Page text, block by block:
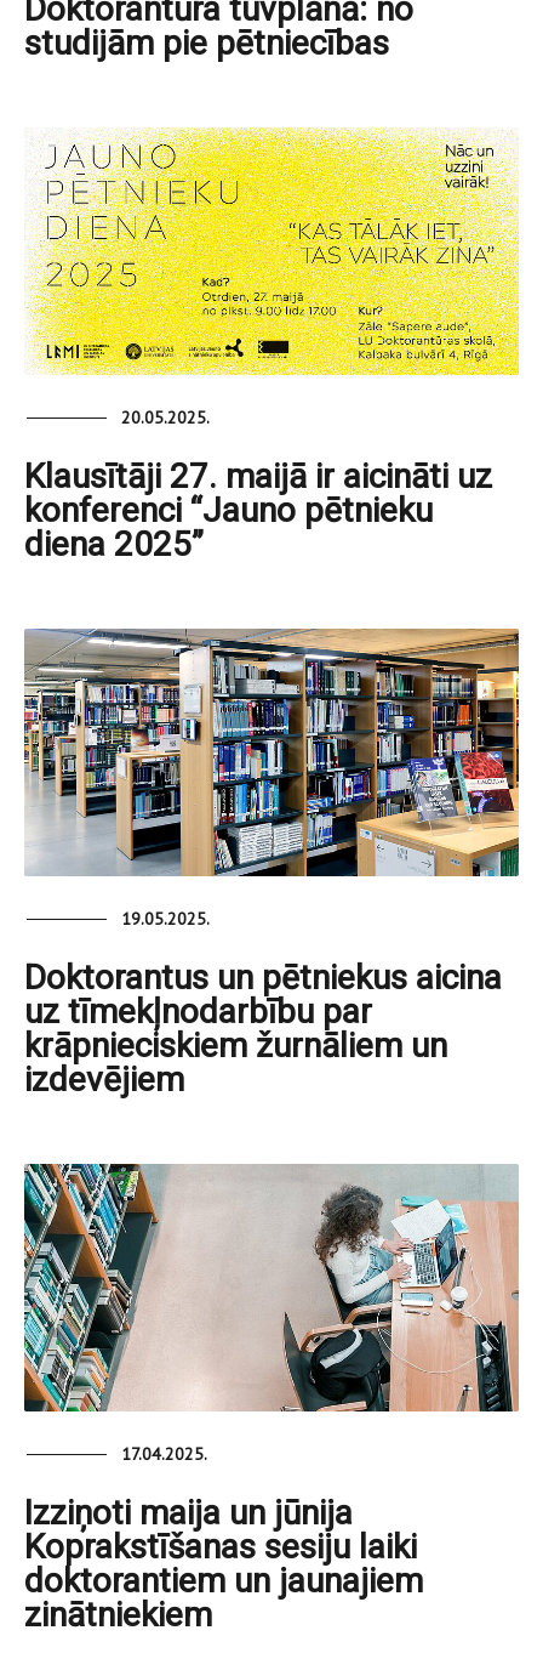
Doktorantūra tuvplānā: no
studijām pie pētniecības
20.05.2025.
Klausītāji 27. maijā ir aicināti uz
konferenci “Jauno pētnieku
diena 2025”
19.05.2025.
Doktorantus un pētniekus aicina
uz tīmekļnodarbību par
krāpnieciskiem žurnāliem un
izdevējiem
17.04.2025.
Izziņoti maija un jūnija
Koprakstīšanas sesiju laiki
doktorantiem un jaunajiem
zinātniekiem